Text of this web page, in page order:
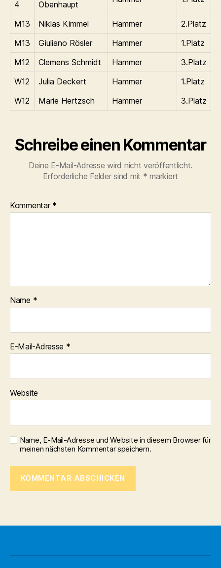
4 Obenhaupt
M13 Niklas Kimmel Hammer
2.Platz
M13
Giuliano Rösler Hammer
1.Platz
M12
Clemens Schmidt Hammer
3.Platz
W12
Julia Deckert Hammer
1.Platz
W12
Marie Hertzsch Hammer 3.Platz
Schreibe einen Kommentar
Deine E-Mail-Adresse wird nicht veröffentlicht.
Erforderliche Felder sind mit * markiert
Kommentar *
Name *
E-Mail-Adresse *
Website
Name, E-Mail-Adresse und Website in diesem Browser für
meinen nächsten Kommentar speichern.